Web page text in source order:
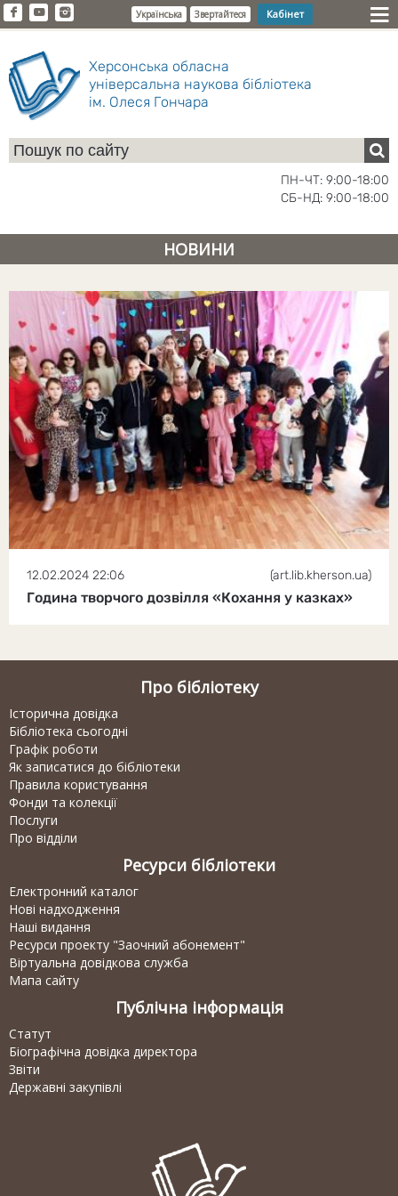
Українська Звертайтеся Кабінет
Херсонська обласна
універсальна наукова бібліотека
ім. Олеся Гончара
ПН-ЧТ: 9:00-18:00
СБ-НД: 9:00-18:00
НОВИНИ
12.02.2024 22:06 (art.lib.kherson.ua)
Година творчого дозвілля «Кохання у казках»
Про бібліотеку
Історична довідка
Бібліотека сьогодні
Графік роботи
Як записатися до бібліотеки
Правила користування
Фонди та колекції
Послуги
Про відділи
Ресурси бібліотеки
Електронний каталог
Нові надходження
Наші видання
Ресурси проекту "Заочний абонемент"
Віртуальна довідкова служба
Мапа сайту
Публічна інформація
Статут
Біографічна довідка директора
Звіти
Державні закупівлі